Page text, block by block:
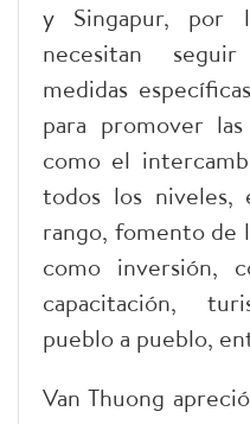
y Singapur, por
necesitan
medidas
para promover
como el
todos los niveles,
rango, fomento de
como inversión,
capacitación,
pueblo a pueblo,
Van Thuong